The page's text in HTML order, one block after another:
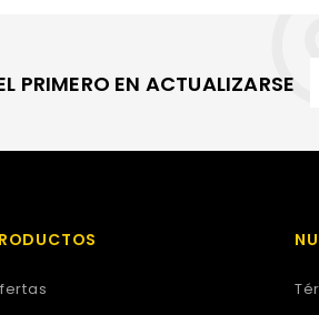
PRIMERO EN ACTUALIZARSE